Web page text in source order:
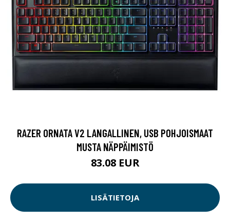
RAZER ORNATA V2 LANGALLINEN, USB POHJOISMAAT
MUSTA NÄPPÄIMISTÖ
83.08 EUR
LISÄTIETOJA